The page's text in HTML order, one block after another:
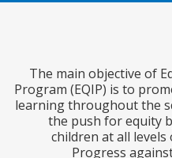
The main
Program (EQIP) is
learning
the push for
children at
Progress